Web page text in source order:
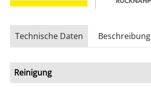
Technische Daten Beschreibung
Reinigung